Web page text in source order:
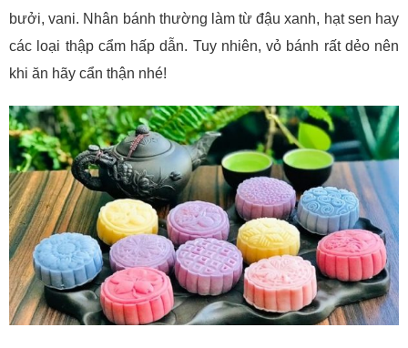
bưởi, vani. Nhân bánh thường làm từ đậu xanh, hạt sen hay
các loại thập cẩm hấp dẫn. Tuy nhiên, vỏ bánh rất dẻo nên
khi ăn hãy cẩn thận nhé!